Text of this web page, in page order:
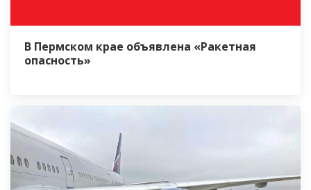
В Пермском крае объявлена «Ракетная
опасность»